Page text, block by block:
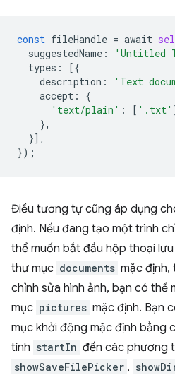
const fileHandle = await
suggestedName : 'Untitled
types :
[{
description : 'Text
accept :
{
'text/plain' : [ '.txt'
},
}],
});
Điều tương tự cũng áp dụng
định. Nếu đang tạo một trình
thể muốn bắt đầu hộp thoại
thư mục documents mặc định,
chỉnh sửa hình ảnh, bạn có
mục pictures mặc định. Bạn
mục khởi động mặc định bằng
tính startIn đến các phương
showSaveFilePicker ,